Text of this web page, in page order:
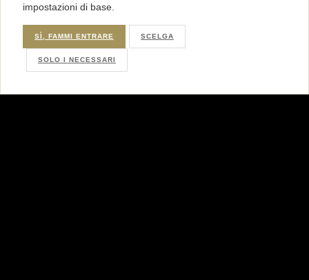
impostazioni di base.
SÌ, FAMMI ENTRARE SCELGA
SOLO I NECESSARI
FONDAZIONE SERGIO